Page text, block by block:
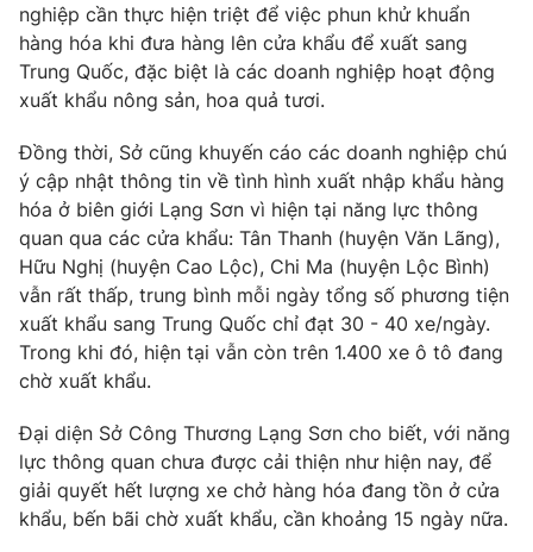
Thế giới đó đây
Câu chuyện quốc tế
Tài chính
Thị trường
Dữ liệu và đời sống
Phim VTV
Hậu trường
Nhân vật
Khán giả
Giải sao mai
Giải trí
Điện ảnh
Âm nhạc
Sao
Đời sống
Du lịch
Làm đẹp
Giáo dục
Tuyển sinh
Học trực tuyến
Hitech Công nghệ tương lai
Sản phẩm
Giao lưu trực tuyến
Lịch phát sóng
nghiệp cần thực hiện triệt để việc phun khử khuẩn
hàng hóa khi đưa hàng lên cửa khẩu để xuất sang
Trung Quốc, đặc biệt là các doanh nghiệp hoạt động
xuất khẩu nông sản, hoa quả tươi.
Đồng thời, Sở cũng khuyến cáo các doanh nghiệp chú
ý cập nhật thông tin về tình hình xuất nhập khẩu hàng
hóa ở biên giới Lạng Sơn vì hiện tại năng lực thông
quan qua các cửa khẩu: Tân Thanh (huyện Văn Lãng),
Hữu Nghị (huyện Cao Lộc), Chi Ma (huyện Lộc Bình)
vẫn rất thấp, trung bình mỗi ngày tổng số phương tiện
xuất khẩu sang Trung Quốc chỉ đạt 30 - 40 xe/ngày.
Trong khi đó, hiện tại vẫn còn trên 1.400 xe ô tô đang
chờ xuất khẩu.
Đại diện Sở Công Thương Lạng Sơn cho biết, với năng
lực thông quan chưa được cải thiện như hiện nay, để
giải quyết hết lượng xe chở hàng hóa đang tồn ở cửa
khẩu, bến bãi chờ xuất khẩu, cần khoảng 15 ngày nữa.